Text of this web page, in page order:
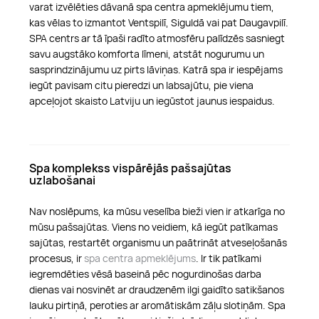
varat izvēlēties dāvanā spa centra apmeklējumu tiem,
kas vēlas to izmantot Ventspilī, Siguldā vai pat Daugavpilī.
SPA centrs ar tā īpaši radīto atmosfēru palīdzēs sasniegt
savu augstāko komforta līmeni, atstāt nogurumu un
sasprindzinājumu uz pirts lāviņas. Katrā spa ir iespējams
iegūt pavisam citu pieredzi un labsajūtu, pie viena
apceļojot skaisto Latviju un iegūstot jaunus iespaidus.
Spa komplekss vispārējās pašsajūtas
uzlabošanai
Nav noslēpums, ka mūsu veselība bieži vien ir atkarīga no
mūsu pašsajūtas. Viens no veidiem, kā iegūt patīkamas
sajūtas, restartēt organismu un paātrināt atveseļošanās
procesus, ir spa centra apmeklējums . Ir tik patīkami
iegremdēties vēsā baseinā pēc nogurdinošas darba
dienas vai nosvinēt ar draudzenēm ilgi gaidīto satikšanos
lauku pirtiņā, peroties ar aromātiskām zāļu slotiņām. Spa